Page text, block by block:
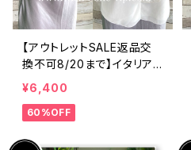
【アウトレットSALE返品交
換不可8/20まで】イタリア
製 CASADEILUCA ITALY
｜前フリル＆BIGフリルトッ
プス /ホワイト
¥6,400
60%OFF